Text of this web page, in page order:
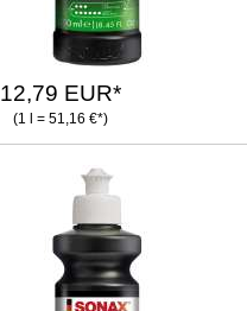
12,79 EUR*
(1 l = 51,16 €*)